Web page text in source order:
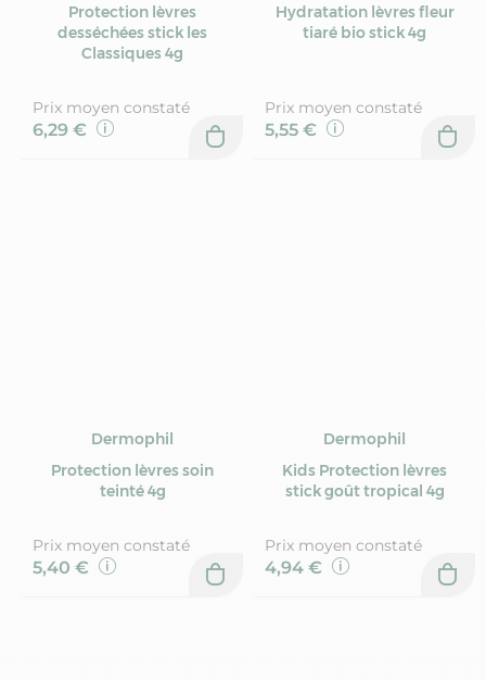
Protection lèvres
desséchées stick les
Classiques 4g
Prix moyen constaté
6,29 €
Hydratation lèvres fleur
tiaré bio stick 4g
Prix moyen constaté
5,55 €
Dermophil
Protection lèvres soin
teinté 4g
Prix moyen constaté
5,40 €
Dermophil
Kids Protection lèvres
stick goût tropical 4g
Prix moyen constaté
4,94 €